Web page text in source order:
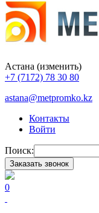
Астана (изменить)
+7 (7172) 78 30 80
astana@metpromko.kz
Контакты
Войти
Поиск:
Заказать звонок
0